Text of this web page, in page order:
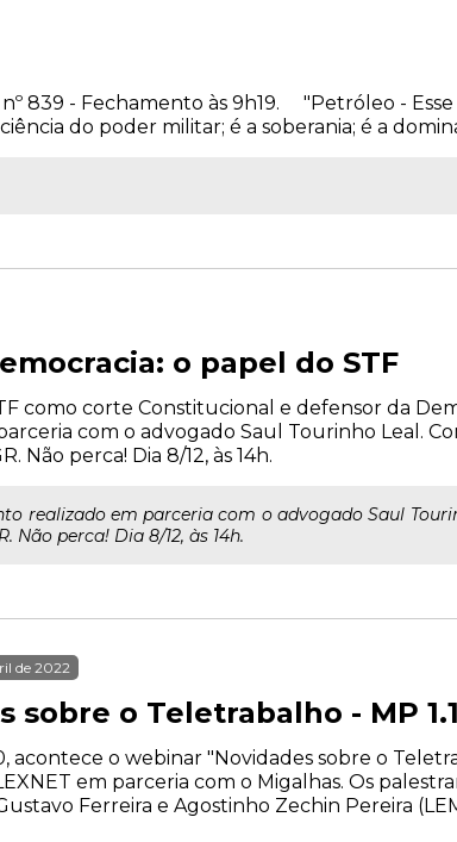
839 - Fechamento às 9h19. "Petróleo -
do poder militar; é a soberania; é a
o papel do STF
como corte Constitucional e defensor da
com o advogado Saul Tourinho Leal.
Não perca! Dia 8/12, às 14h.
realizado em parceria com o advogado Saul
Não perca! Dia 8/12, às 14h.
de 2022
sobre o Teletrabalho - MP
acontece o webinar "Novidades sobre o
em parceria com o Migalhas. Os
Ferreira e Agostinho Zechin Pereira